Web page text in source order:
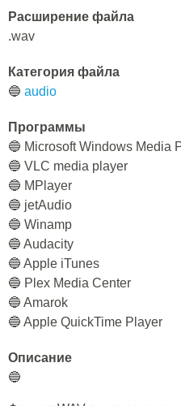
Расширение файла
.wav
Категория файла
🔵 audio
Программы
🔵 Microsoft Windows Media
🔵 VLC media player
🔵 MPlayer
🔵 jetAudio
🔵 Winamp
🔵 Audacity
🔵 Apple iTunes
🔵 Plex Media Center
🔵 Amarok
🔵 Apple QuickTime Player
Описание
🔵